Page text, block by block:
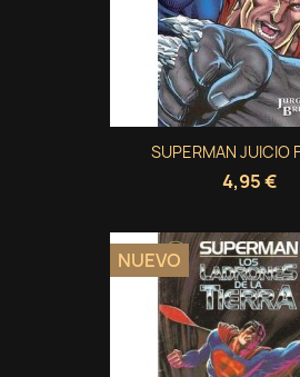
SUPERMAN JUICIO
4,95 €
NUEVO